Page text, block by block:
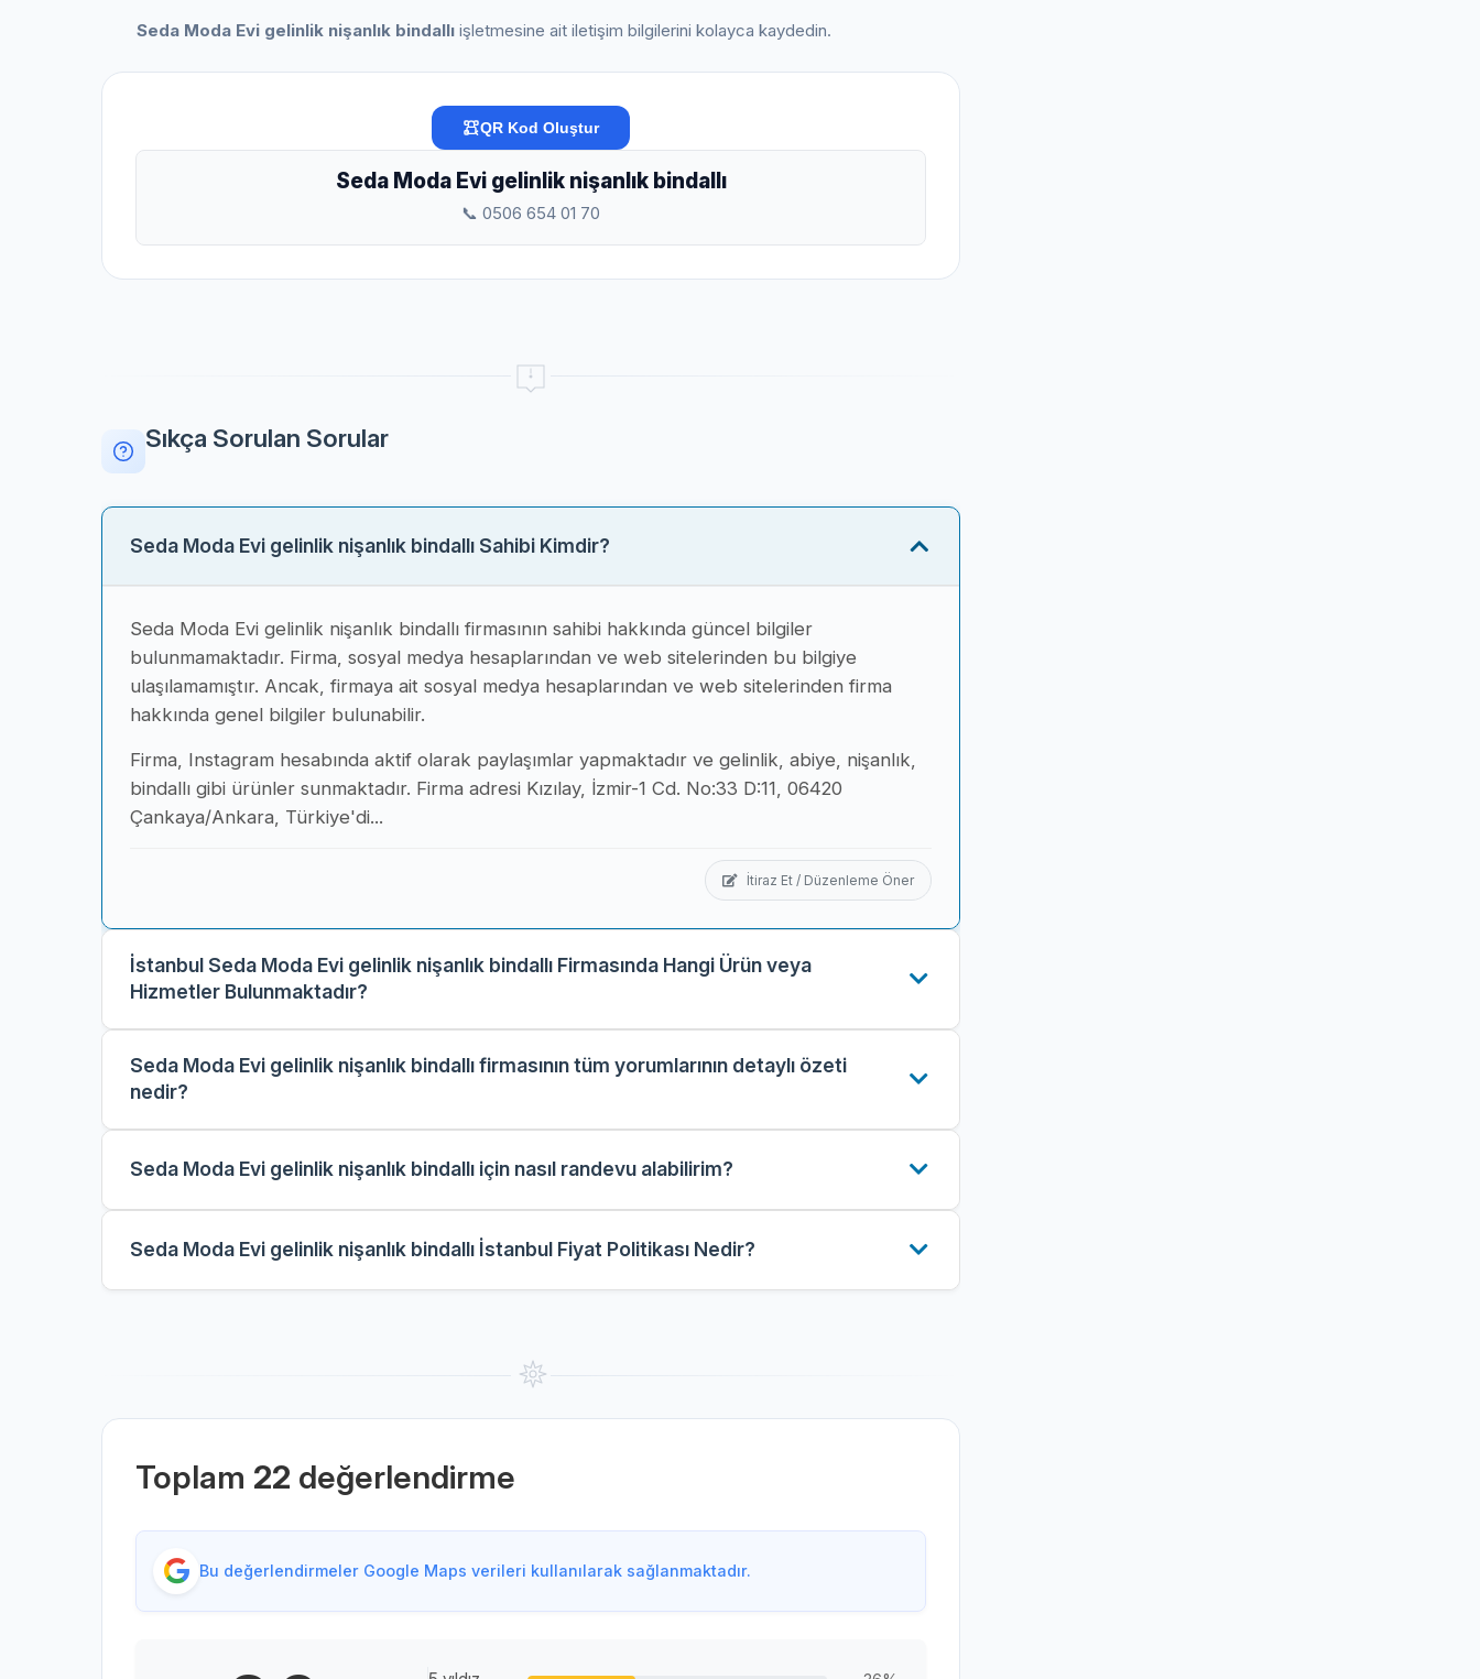
Seda Moda Evi gelinlik nişanlık bindallı işletmesine ait iletişim bilgilerini kolayca kaydedin.
QR Kod Oluştur
Seda Moda Evi gelinlik nişanlık bindallı
📞 0506 654 01 70
Sıkça Sorulan Sorular
Seda Moda Evi gelinlik nişanlık bindallı Sahibi Kimdir?
Seda Moda Evi gelinlik nişanlık bindallı firmasının sahibi hakkında güncel bilgiler
bulunmamaktadır. Firma, sosyal medya hesaplarından ve web sitelerinden bu bilgiye
ulaşılamamıştır. Ancak, firmaya ait sosyal medya hesaplarından ve web sitelerinden firma
hakkında genel bilgiler bulunabilir.
Firma, Instagram hesabında aktif olarak paylaşımlar yapmaktadır ve gelinlik, abiye, nişanlık,
bindallı gibi ürünler sunmaktadır. Firma adresi Kızılay, İzmir-1 Cd. No:33 D:11, 06420
Çankaya/Ankara, Türkiye'di...
İtiraz Et / Düzenleme Öner
İstanbul Seda Moda Evi gelinlik nişanlık bindallı Firmasında Hangi Ürün veya
Hizmetler Bulunmaktadır?
Seda Moda Evi gelinlik nişanlık bindallı firmasının tüm yorumlarının detaylı özeti
nedir?
Seda Moda Evi gelinlik nişanlık bindallı için nasıl randevu alabilirim?
Seda Moda Evi gelinlik nişanlık bindallı İstanbul Fiyat Politikası Nedir?
Toplam 22 değerlendirme
Bu değerlendirmeler Google Maps verileri kullanılarak sağlanmaktadır.